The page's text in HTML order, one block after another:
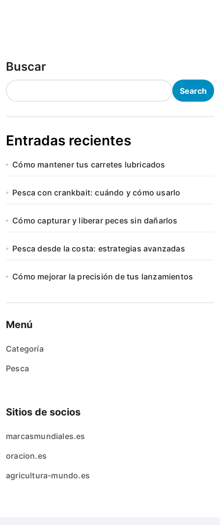
Buscar
Search
Entradas recientes
Cómo mantener tus carretes lubricados
Pesca con crankbait: cuándo y cómo usarlo
Cómo capturar y liberar peces sin dañarlos
Pesca desde la costa: estrategias avanzadas
Cómo mejorar la precisión de tus lanzamientos
Menú
Categoría
Pesca
Sitios de socios
marcasmundiales.es
oracion.es
agricultura-mundo.es